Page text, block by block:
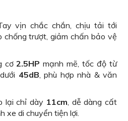
vịn chắc chắn, chịu tải tới
chống trượt, giảm chấn bảo vệ
cơ2.5HP mạnh mẽ, tốc độ từ
45dB , phù hợp nhà & văn
lại chỉ dày 11cm , dễ dàng cất
xe di chuyển tiện lợi.